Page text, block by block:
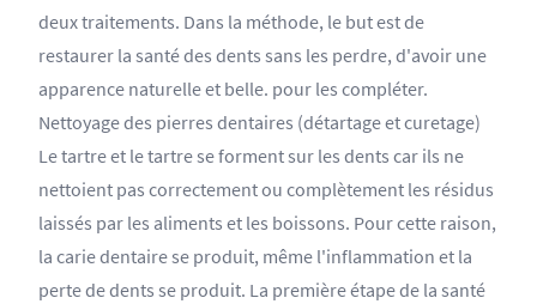
deux traitements. Dans la méthode, le but est de
restaurer la santé des dents sans les perdre, d'avoir une
apparence naturelle et belle. pour les compléter.
Nettoyage des pierres dentaires (détartage et curetage)
Le tartre et le tartre se forment sur les dents car ils ne
nettoient pas correctement ou complètement les résidus
laissés par les aliments et les boissons. Pour cette raison,
la carie dentaire se produit, même l'inflammation et la
perte de dents se produit. La première étape de la santé